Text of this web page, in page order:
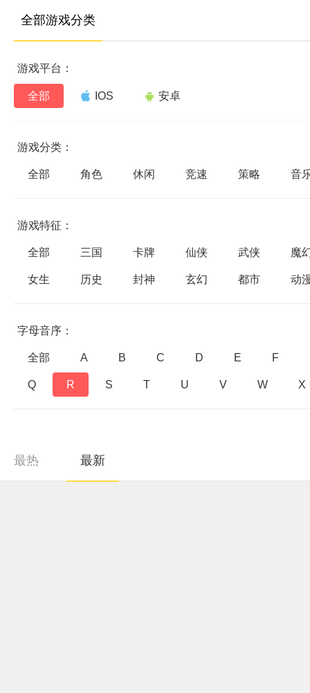
全部游戏分类
游戏平台：
全部 IOS 安卓
游戏分类：
全部 角色 休闲 竞速 策略 音
游戏特征：
全部 三国 卡牌 仙侠 武侠 魔
女生 历史 封神 玄幻 都市 动
字母音序：
全部 A B C D E F
Q R S T U V W X
最热 最新